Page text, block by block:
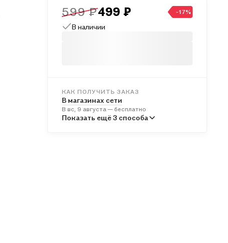
599 ₽499 ₽ -17%
В наличии
КАК ПОЛУЧИТЬ ЗАКАЗ
В магазинах сети
В вс, 9 августа — бесплатно
В пунктах выдачи
Показать ещё 3 способа